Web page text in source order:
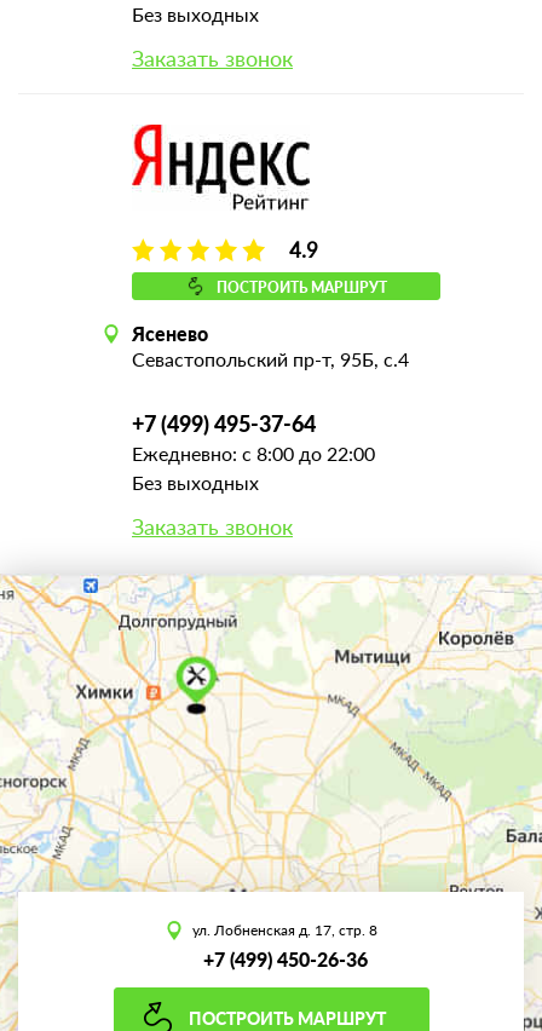
Без выходных
Заказать звонок
4.9
ПОСТРОИТЬ МАРШРУТ
Ясенево
Севастопольский пр-т, 95Б, с.4
+7 (499) 495-37-64
Ежедневно: с 8:00 до 22:00
Без выходных
Заказать звонок
ул. Лобненская д. 17, стр. 8
+7 (499) 450-26-36
ПОСТРОИТЬ МАРШРУТ